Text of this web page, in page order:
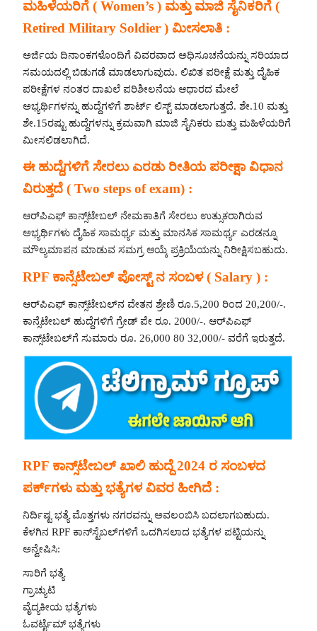
ಮಹಿಳೆಯರಿಗೆ ( Women’s ) ಮತ್ತು ಮಾಜಿ ಸೈನಿಕರಿಗೆ (
Retired Military Soldier ) ಮೀಸಲಾತಿ :
ಅರ್ಜಿಯ ದಿನಾಂಕಗಳೊಂದಿಗೆ ವಿವರವಾದ ಅಧಿಸೂಚನೆಯನ್ನು ಸರಿಯಾದ
ಸಮಯದಲ್ಲಿ ಬಿಡುಗಡೆ ಮಾಡಲಾಗುವುದು. ಲಿಖಿತ ಪರೀಕ್ಷೆ ಮತ್ತು ದೈಹಿಕ
ಪರೀಕ್ಷೆಗಳ ನಂತರ ದಾಖಲೆ ಪರಿಶೀಲನೆಯ ಆಧಾರದ ಮೇಲೆ
ಅಭ್ಯರ್ಥಿಗಳನ್ನು ಹುದ್ದೆಗಳಿಗೆ ಶಾರ್ಟ್ ಲಿಸ್ಟ್ ಮಾಡಲಾಗುತ್ತದೆ. ಶೇ.10 ಮತ್ತು
ಶೇ.15ರಷ್ಟು ಹುದ್ದೆಗಳನ್ನು ಕ್ರಮವಾಗಿ ಮಾಜಿ ಸೈನಿಕರು ಮತ್ತು ಮಹಿಳೆಯರಿಗೆ
ಮೀಸಲಿಡಲಾಗಿದೆ.
ಈ ಹುದ್ದೆಗಳಿಗೆ ಸೇರಲು ಎರಡು ರೀತಿಯ ಪರೀಕ್ಷಾ ವಿಧಾನ
ವಿರುತ್ತದೆ ( Two steps of exam) :
ಆರ್‌ಪಿಎಫ್ ಕಾನ್ಸ್‌ಟೇಬಲ್ ನೇಮಕಾತಿಗೆ ಸೇರಲು ಉತ್ಸುಕರಾಗಿರುವ
ಅಭ್ಯರ್ಥಿಗಳು ದೈಹಿಕ ಸಾಮರ್ಥ್ಯ ಮತ್ತು ಮಾನಸಿಕ ಸಾಮರ್ಥ್ಯ ಎರಡನ್ನೂ
ಮೌಲ್ಯಮಾಪನ ಮಾಡುವ ಸಮಗ್ರ ಆಯ್ಕೆ ಪ್ರಕ್ರಿಯೆಯನ್ನು ನಿರೀಕ್ಷಿಸಬಹುದು.
RPF ಕಾನ್ಸೆಟೇಬಲ್ ಪೋಸ್ಟ್ ನ ಸಂಬಳ ( Salary ) :
ಆರ್‌ಪಿಎಫ್‌ ಕಾನ್ಸ್‌ಟೇಬಲ್‌ನ ವೇತನ ಶ್ರೇಣಿ ರೂ.5,200 ರಿಂದ 20,200/-.
ಕಾನ್ಸೆಟೇಬಲ್ ಹುದ್ದೆಗಳಿಗೆ ಗ್ರೇಡ್ ಪೇ ರೂ. 2000/-. ಆರ್‌ಪಿಎಫ್‌
ಕಾನ್ಸ್‌ಟೇಬಲ್‌ಗೆ ಸುಮಾರು ರೂ. 26,000 80 32,000/- ವರೆಗೆ ಇರುತ್ತದೆ.
RPF ಕಾನ್ಸ್‌ಟೇಬಲ್ ಖಾಲಿ ಹುದ್ದೆ 2024 ರ ಸಂಬಳದ
ಪರ್ಕ್‌ಗಳು ಮತ್ತು ಭತ್ಯೆಗಳ ವಿವರ ಹೀಗಿದೆ :
ನಿರ್ದಿಷ್ಟ ಭತ್ಯೆ ಮೊತ್ತಗಳು ನಗರವನ್ನು ಅವಲಂಬಿಸಿ ಬದಲಾಗಬಹುದು.
ಕೆಳಗಿನ RPF ಕಾನ್‌ಸ್ಟೆಬಲ್‌ಗಳಿಗೆ ಒದಗಿಸಲಾದ ಭತ್ಯೆಗಳ ಪಟ್ಟಿಯನ್ನು
ಅನ್ವೇಷಿಸಿ:
ಸಾರಿಗೆ ಭತ್ಯೆ
ಗ್ರಾಚ್ಯುಟಿ
ವೈದ್ಯಕೀಯ ಭತ್ಯೆಗಳು
ಓವರ್ಟೈಮ್ ಭತ್ಯೆಗಳು